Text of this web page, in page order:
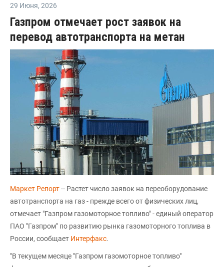
29 Июня, 2026
Газпром отмечает рост заявок на
перевод автотранспорта на метан
Маркет Репорт-- Растет число заявок на переоборудование
автотранспорта на газ - прежде всего от физических лиц,
отмечает "Газпром газомоторное топливо" - единый оператор
ПАО "Газпром" по развитию рынка газомоторного топлива в
России, сообщает Интерфакс.
"В текущем месяце "Газпром газомоторное топливо"